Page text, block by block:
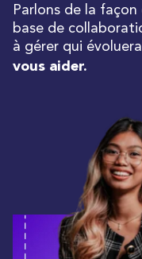
Parlons de la
base de
à gérer qui
vous aider.